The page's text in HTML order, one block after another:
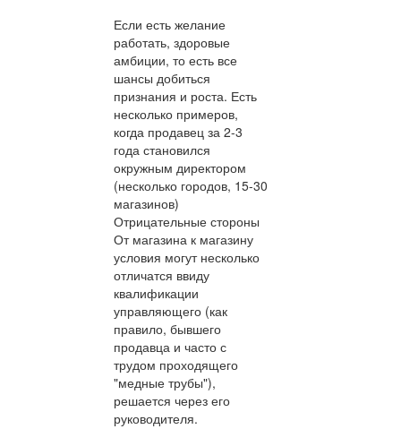
Если есть желание
работать, здоровые
амбиции, то есть все
шансы добиться
признания и роста. Есть
несколько примеров,
когда продавец за 2-3
года становился
окружным директором
(несколько городов, 15-30
магазинов)
Отрицательные стороны
От магазина к магазину
условия могут несколько
отличатся ввиду
квалификации
управляющего (как
правило, бывшего
продавца и часто с
трудом проходящего
"медные трубы"),
решается через его
руководителя.